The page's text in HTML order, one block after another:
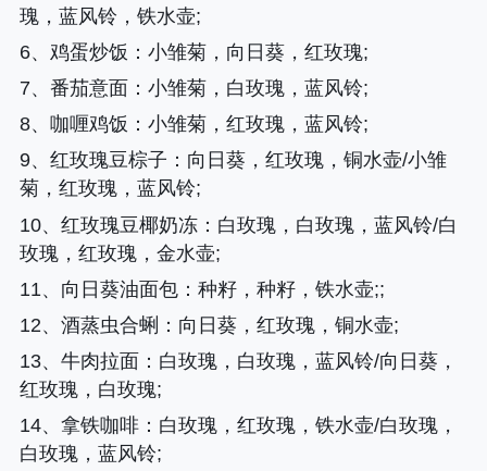
瑰，蓝风铃，铁水壶;
6、 鸡蛋炒饭 ：小雏菊，向日葵，红玫瑰;
7、 番茄意面 ：小雏菊，白玫瑰，蓝风铃;
8、 咖喱鸡饭 ：小雏菊，红玫瑰，蓝风铃;
9、 红玫瑰豆棕子 ：向日葵，红玫瑰，铜水壶/小雏
菊，红玫瑰，蓝风铃;
10、 红玫瑰豆椰奶冻：白玫瑰，白玫瑰，蓝风铃/白
玫瑰，红玫瑰，金水壶;
11、 向日葵油面包：种籽，种籽，铁水壶;;
12、 酒蒸虫合蜊 ：向日葵，红玫瑰，铜水壶;
13、 牛肉拉面 ：白玫瑰，白玫瑰，蓝风铃/向日葵，
红玫瑰，白玫瑰;
14、 拿铁咖啡：白玫瑰，红玫瑰，铁水壶/白玫瑰，
白玫瑰，蓝风铃;